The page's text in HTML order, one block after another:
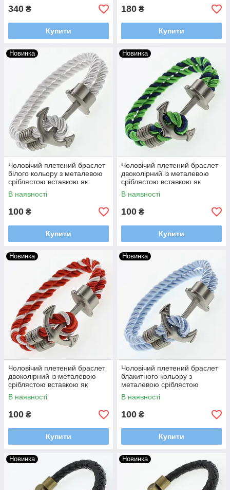
340 ₴
Купити
180 ₴
Купити
Новинка
Чоловічий плетений браслет
білого кольору з металевою
сріблястою вставкою як
якірна довжина 23 см
В наявності
100 ₴
Купити
Новинка
Чоловічий плетений браслет
двоколірний із металевою
сріблястою вставкою як
якірна довжина 23 см
В наявності
100 ₴
Купити
Новинка
Чоловічий плетений браслет
двоколірний із металевою
сріблястою вставкою як
якірна довжина 23 см
В наявності
100 ₴
Купити
Новинка
Чоловічий плетений браслет
блакитного кольору з
металевою сріблястою
вставкою як якірна довжина
23 см
В наявності
100 ₴
Купити
Новинка Новинка